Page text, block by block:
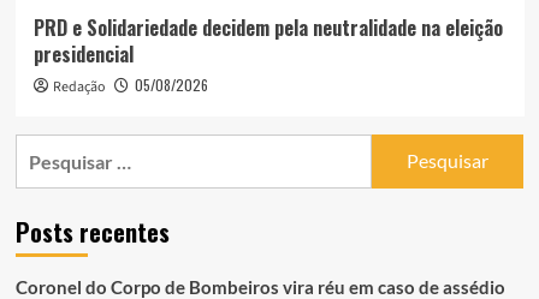
PRD e Solidariedade decidem pela neutralidade na eleição
presidencial
Redação 05/08/2026
Posts recentes
Coronel do Corpo de Bombeiros vira réu em caso de assédio